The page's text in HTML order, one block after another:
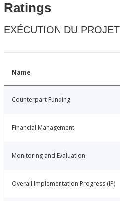
Ratings
EXÉCUTION DU PROJET
Name
Counterpart Funding
Financial Management
Monitoring and Evaluation
Overall Implementation Progress (IP)